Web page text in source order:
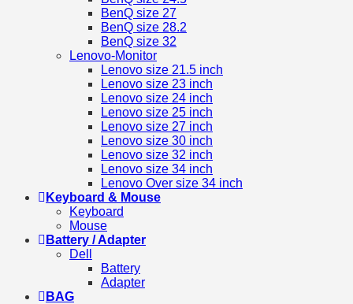
BenQ size 27
BenQ size 28.2
BenQ size 32
Lenovo-Monitor
Lenovo size 21.5 inch
Lenovo size 23 inch
Lenovo size 24 inch
Lenovo size 25 inch
Lenovo size 27 inch
Lenovo size 30 inch
Lenovo size 32 inch
Lenovo size 34 inch
Lenovo Over size 34 inch
Keyboard & Mouse
Keyboard
Mouse
Battery / Adapter
Dell
Battery
Adapter
BAG